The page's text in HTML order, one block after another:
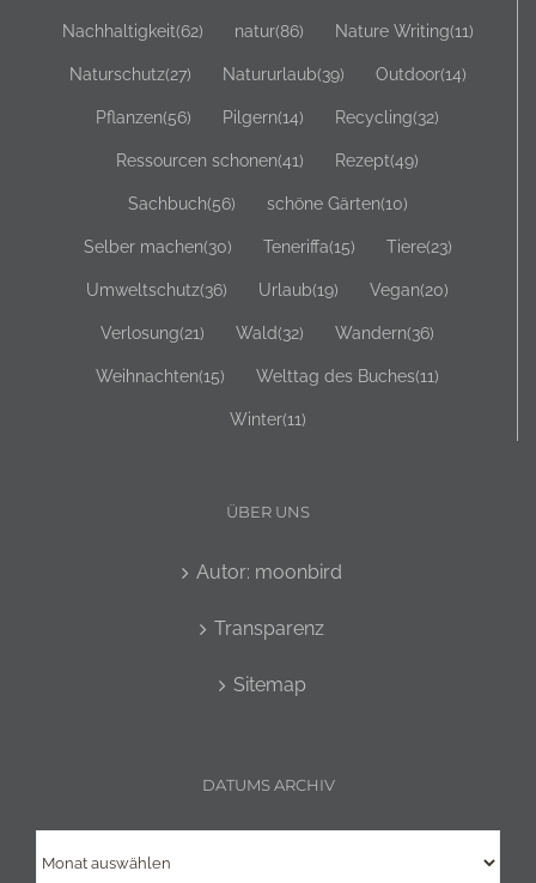
Nachhaltigkeit(62) natur(86) Nature Writing(11)
Naturschutz(27) Natururlaub(39) Outdoor(14)
Pflanzen(56) Pilgern(14) Recycling(32)
Ressourcen schonen(41) Rezept(49)
Sachbuch(56) schöne Gärten(10)
Selber machen(30) Teneriffa(15) Tiere(23)
Umweltschutz(36) Urlaub(19) Vegan(20)
Verlosung(21) Wald(32) Wandern(36)
Weihnachten(15) Welttag des Buches(11)
Winter(11)
ÜBER UNS
Autor: moonbird
Transparenz
Sitemap
DATUMS ARCHIV
Archiv